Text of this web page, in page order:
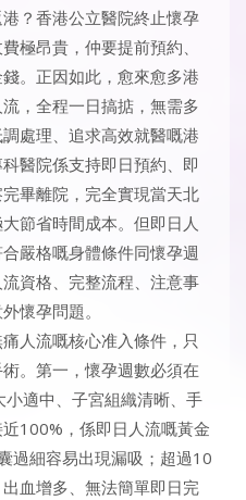
？香港公立醫院終止懷孕
極昂貴，仲要提前預約、
。正因如此，愈來愈多港
，全程一日搞掂，無需多
處理、追求高效就醫嘅港
醫院係支持即日預約、即
畢離院，完全實現當天北
節省時間成本。但即日人
嚴格嘅身體條件同懷孕週
資格、完整流程、注意事
懷孕問題。
人流嘅核心准入條件，只
。第一，懷孕週數必須在
適中、子宮組織清晰、手
100%，係即日人流嘅黃金
過細容易出現漏吸；超過10
血增多、無法簡單即日完